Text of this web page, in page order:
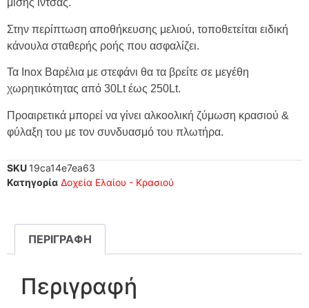
μισής ίντσας.
Στην περίπτωση αποθήκευσης μελιού, τοποθετείται ειδική
κάνουλα σταθερής ροής που ασφαλίζει.
Τα Inox Βαρέλια με στεφάνι θα τα βρείτε σε μεγέθη
χωρητικότητας από 30Lt έως 250Lt.
Προαιρετικά μπορεί να γίνει αλκοολική ζύμωση κρασιού &
φύλαξη του με τον συνδυασμό του πλωτήρα.
SKU 19ca14e7ea63
Κατηγορία Δοχεία Ελαίου - Κρασιού
ΠΕΡΙΓΡΑΦΉ
Περιγραφή